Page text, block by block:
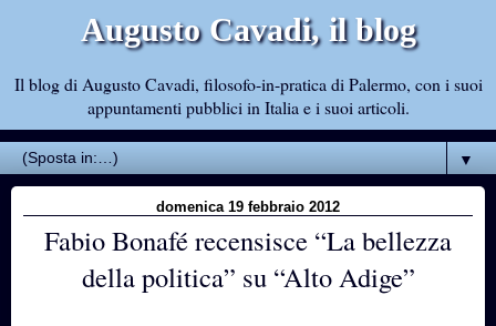
Augusto Cavadi, il blog
Il blog di Augusto Cavadi, filosofo-in-pratica di Palermo, con i suoi
appuntamenti pubblici in Italia e i suoi articoli.
▼
domenica 19 febbraio 2012
Fabio Bonafé recensisce “La bellezza
della politica” su “Alto Adige”